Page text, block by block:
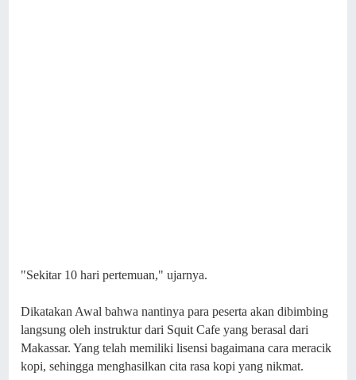
"Sekitar 10 hari pertemuan," ujarnya.
Dikatakan Awal bahwa nantinya para peserta akan dibimbing
langsung oleh instruktur dari Squit Cafe yang berasal dari
Makassar. Yang telah memiliki lisensi bagaimana cara meracik
kopi, sehingga menghasilkan cita rasa kopi yang nikmat.